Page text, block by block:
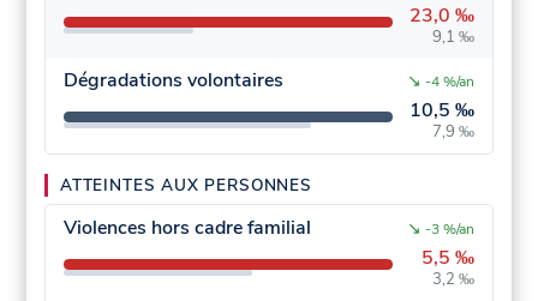
23,0 ‰
9,1 ‰
Dégradations volontaires
10,5 ‰
7,9 ‰
↘ -4 %/an
ATTEINTES AUX PERSONNES
Violences hors cadre familial
5,5 ‰
3,2 ‰
↘ -3 %/an